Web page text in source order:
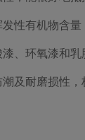
性有机物含量
、环氧漆和乳
及耐磨损性